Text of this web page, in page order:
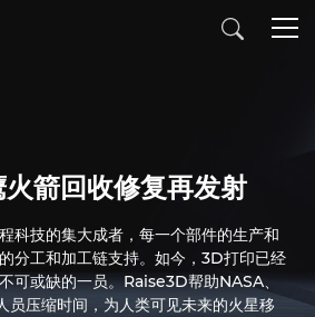
箭回收修复再发射
科技的集大成者，每一个部件的生产和
分工和加工链支持。如今，3D打印已经
可或缺的一员。Raise3D帮助NASA、
员压缩时间，为人类可见未来的火星移